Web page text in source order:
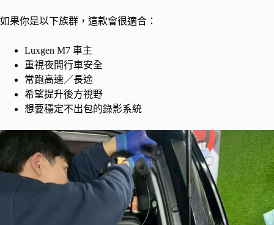
如果你是以下族群，這款會很適合：
Luxgen M7 車主
重視夜間行車安全
常跑高速／長途
希望提升後方視野
想要穩定不出包的錄影系統